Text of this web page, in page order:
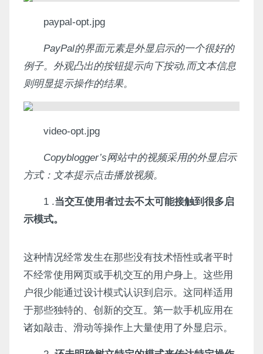
paypal-opt.jpg
PayPal的界面元素是外显启示的一个很好的
例子。外观凸出的按钮提示向下按动,而文本信息
则明显提示操作的结果。
video-opt.jpg
Copyblogger’s网站中的视频采用的外显启示
方式：文本提示点击播放视频。
1 .当交互使用者过去不太可能接触到很多启
示模式。
这种情况经常发生在那些没有技术悟性或者平时
不经常使用网页或手机交互的用户身上。这些用
户很少能通过设计模式认识到启示。这同样适用
于那些独特的、创新的交互。第一款手机应用在
诸如敲击、滑动等操作上大量使用了外显启示。